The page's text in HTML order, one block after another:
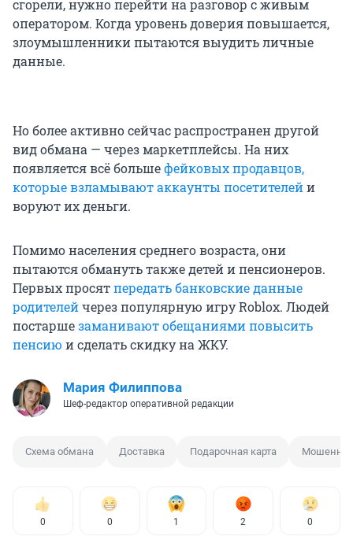
сгорели, нужно перейти на разговор с живым
оператором. Когда уровень доверия повышается,
злоумышленники пытаются выудить личные
данные.
Но более активно сейчас распространен другой
вид обмана — через маркетплейсы. На них
появляется всё большефейковых продавцов,
которые взламывают аккаунты посетителейи
воруют их деньги.
Помимо населения среднего возраста, они
пытаются обмануть также детей и пенсионеров.
Первых просятпередать банковские данные
родителейчерез популярную игру Roblox. Людей
постаршезаманивают обещаниями повысить
пенсию и сделать скидку на ЖКУ.
Мария Филиппова
Шеф-редактор оперативной редакции
Схема обмана Доставка Подарочная карта
0 0 1 2 0